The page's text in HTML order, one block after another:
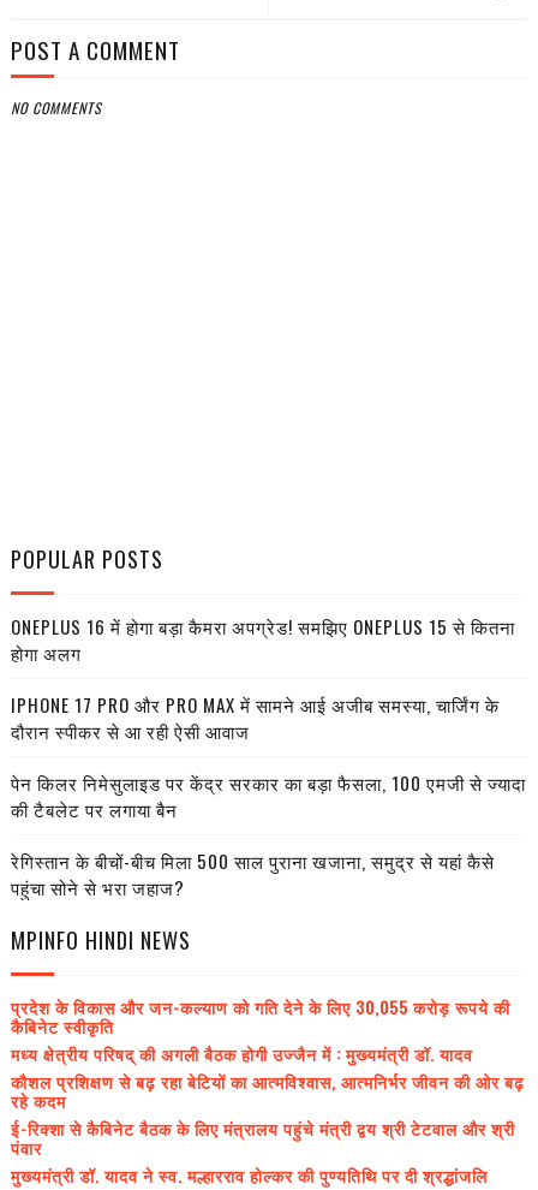
POST A COMMENT
NO COMMENTS
POPULAR POSTS
ONEPLUS 16 में होगा बड़ा कैमरा अपग्रेड! समझिए ONEPLUS 15 से कितना
होगा अलग
IPHONE 17 PRO और PRO MAX में सामने आई अजीब समस्या, चार्जिंग के
दौरान स्पीकर से आ रही ऐसी आवाज
पेन किलर निमेसुलाइड पर केंद्र सरकार का बड़ा फैसला, 100 एमजी से ज्यादा
की टैबलेट पर लगाया बैन
रेगिस्तान के बीचों-बीच मिला 500 साल पुराना खजाना, समुद्र से यहां कैसे
पहुंचा सोने से भरा जहाज?
MPINFO HINDI NEWS
प्रदेश के विकास और जन-कल्याण को गति देने के लिए 30,055 करोड़ रूपये की
कैबिनेट स्वीकृति
मध्य क्षेत्रीय परिषद् की अगली बैठक होगी उज्जैन में : मुख्यमंत्री डॉ. यादव
कौशल प्रशिक्षण से बढ़ रहा बेटियों का आत्मविश्वास, आत्मनिर्भर जीवन की ओर बढ़
रहे कदम
ई-रिक्शा से कैबिनेट बैठक के लिए मंत्रालय पहुंचे मंत्री द्वय श्री टेटवाल और श्री
पंवार
मुख्यमंत्री डॉ. यादव ने स्व. मल्हारराव होल्कर की पुण्यतिथि पर दी श्रद्धांजलि